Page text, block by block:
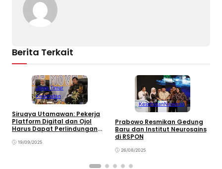
n
k
Berita Terkait
Jawa Timur
Kesehatan
Siruaya Utamawan: Pekerja
Platform Digital dan Ojol
Harus Dapat Perlindungan
19/09/2025
KesehatanNasional
Prabowo Resmikan Gedung
Baru dan Institut Neurosains
di RSPON
26/08/2025